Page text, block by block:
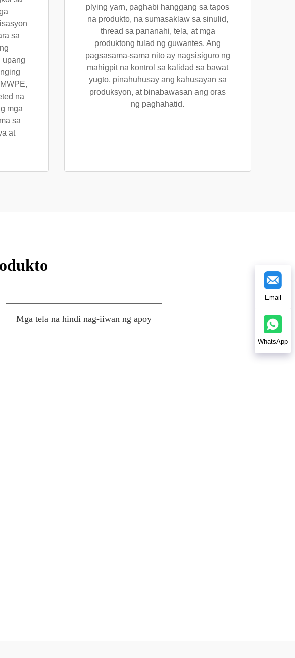
sa
upang
na
mga
sa
at
plying yarn, paghabi hanggang sa tapos
na produkto, na sumasaklaw sa sinulid,
thread sa pananahi, tela, at mga
produktong tulad ng guwantes. Ang
pagsasama-sama nito ay nagsisiguro ng
mahigpit na kontrol sa kalidad sa bawat
yugto, pinahuhusay ang kahusayan sa
produksyon, at binabawasan ang oras
ng paghahatid.
Mga tela na hindi nag-iiwan ng apoy
Email
WhatsApp